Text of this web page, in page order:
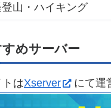
山・ハイキング
めサーバー
はXserver にて運